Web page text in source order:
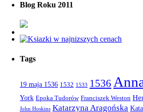
Blog Roku 2011
Tags
19 maja 1536 1532 1533 1536
York Epoka Tudorów Franciszek Weston
John Hoskins Katarzyna Aragońska